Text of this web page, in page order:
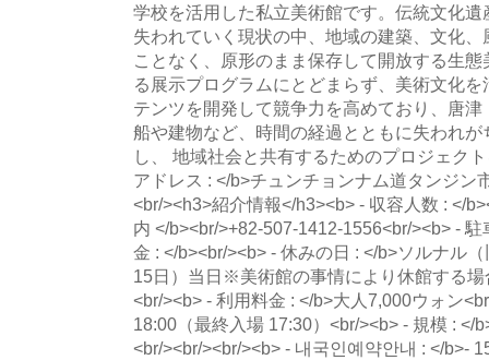
学校を活用した私立美術館です。伝統文化
失われていく現状の中、地域の建築、文化
ことなく、原形のまま保存して開放する生
る展示プログラムにとどまらず、美術文化
テンツを開発して競争力を高めており、唐
船や建物など、時間の経過とともに失われ
し、 地域社会と共有するためのプロジェク
アドレス : </b>チュンチョンナム道タンジン
<br/><h3>紹介情報</h3><b> - 収容人数 : </
内 </b><br/>+82-507-1412-1556<br/><b> -
金 : </b><br/><b> - 休みの日 : </b>ソルナル
15日）当日※美術館の事情により休館する
<br/><b> - 利用料金 : </b>大人7,000ウォン
18:00（最終入場 17:30）<br/><b> - 規模 : </
<br/><br/><br/><b> - 내국인예약안내 : </b>-